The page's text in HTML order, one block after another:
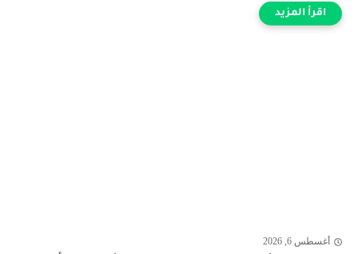
أغسطس 6, 2026